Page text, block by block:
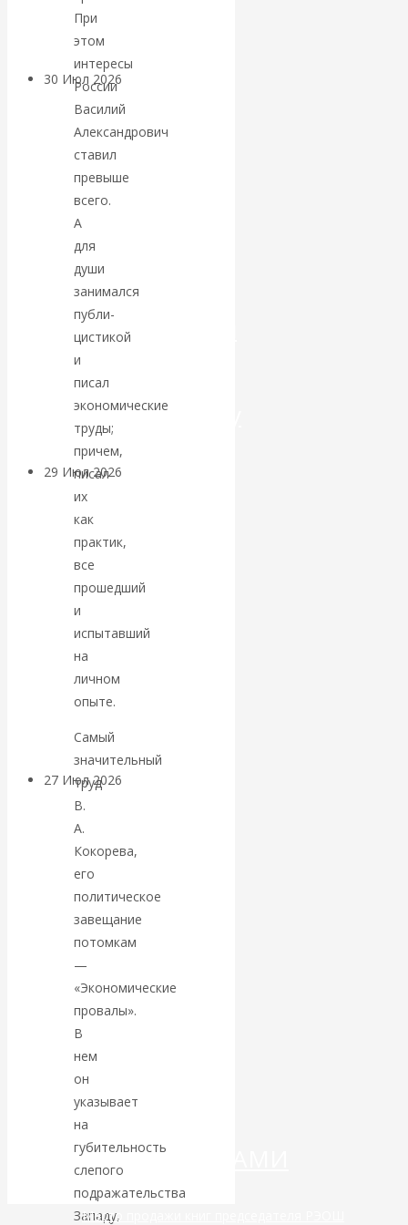
Центробанков?
30 Июл 2026
экономика
Валентин
Катасонов.
Искусственный
интеллект —
революционный
переход к
посткапитализму
29 Июл 2026
финансовая олигархия
Валентин
Катасонов.
«Мировые
ростовщики»:
27 Июл 2026
валютная система
Валентин
КАтасонов.
«МЕТОД
ОТМЫВАНИЯ
ДЕНЕГ»: КИТАЙ
ВЕДЁТ БОРЬБУ
КРИПТОВАЛЮТАМИ
При
этом
интересы
России
Василий
Александрович
ставил
превыше
всего.
А
для
души
занимался
публи­
цистикой
и
писал
экономические
труды;
причем,
писал
их
как
практик,
все
прошедший
и
испытавший
на
личном
опыте.
Самый
значительный
труд
В.
А.
Кокорева,
его
политическое
завещание
потомкам
—
«Экономические
провалы».
В
нем
он
указывает
на
губительность
слепого
подражательства
Западу,
Место продажи книг председателя РЭОШ